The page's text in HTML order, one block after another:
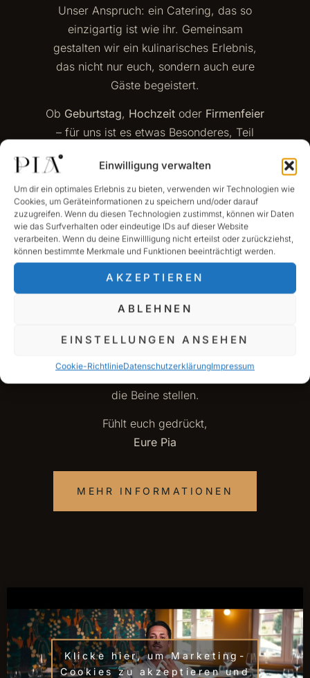
Einwilligung verwalten
Um dir ein optimales Erlebnis zu bieten, verwenden wir Technologien wie
Cookies, um Geräteinformationen zu speichern und/oder darauf
zuzugreifen. Wenn du diesen Technologien zustimmst, können wir Daten
wie das Surfverhalten oder eindeutige IDs auf dieser Website
verarbeiten. Wenn du deine Einwillligung nicht erteilst oder zurückziehst,
können bestimmte Merkmale und Funktionen beeinträchtigt werden.
AKZEPTIEREN
ABLEHNEN
EINSTELLUNGEN ANSEHEN
Cookie-RichtlinieDatenschutzerklärungImpressum
Unser Anspruch: ein Catering, das so
einzigartig ist wie ihr. Gemeinsam
gestalten wir ein kulinarisches Erlebnis,
das nicht nur euch, sondern auch eure
Gäste begeistert.
Ob Geburtstag, Hochzeit oder Firmenfeier
– für uns ist es etwas Besonderes, Teil
eurer Momente zu sein. Und genau dieses
Gefühl möchten wir mit unserer Küche
zurückgeben: mitLeidenschaft,Qualität
und jeder MengeKreativität.
So funktioniert’s:
Schreibt uns einfach eine E-Mail an
kontakt@pia-bietigheim.de . Wir planen
euer Event ganz persönlich – individuell
auf euer Budget und eure Wünsche
kulinarische Show, die wir gemeinsam auf
die Beine stellen.
Fühlt euch gedrückt,
Eure Pia
MEHR INFORMATIONEN
Klicke hier, um Marketing-
Cookies zu akzeptieren und